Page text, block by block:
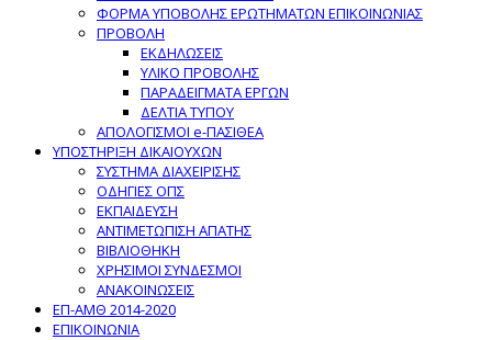
ΦΟΡΜΑ ΥΠΟΒΟΛΗΣ ΕΡΩΤΗΜΑΤΩΝ ΕΠΙΚΟΙΝΩΝΙΑΣ
ΠΡΟΒΟΛΗ
ΕΚΔΗΛΩΣΕΙΣ
ΥΛΙΚΟ ΠΡΟΒΟΛΗΣ
ΠΑΡΑΔΕΙΓΜΑΤΑ ΕΡΓΩΝ
ΔΕΛΤΙΑ ΤΥΠΟΥ
ΑΠΟΛΟΓΙΣΜΟΙ e-ΠΑΣΙΘΕΑ
ΥΠΟΣΤΗΡΙΞΗ ΔΙΚΑΙΟΥΧΩΝ
ΣΥΣΤΗΜΑ ΔΙΑΧΕΙΡΙΣΗΣ
ΟΔΗΓΙΕΣ ΟΠΣ
ΕΚΠΑΙΔΕΥΣΗ
ΑΝΤΙΜΕΤΩΠΙΣΗ ΑΠΑΤΗΣ
ΒΙΒΛΙΟΘΗΚΗ
ΧΡΗΣΙΜΟΙ ΣΥΝΔΕΣΜΟΙ
ΑΝΑΚΟΙΝΩΣΕΙΣ
ΕΠ-ΑΜΘ 2014-2020
ΕΠΙΚΟΙΝΩΝΙΑ